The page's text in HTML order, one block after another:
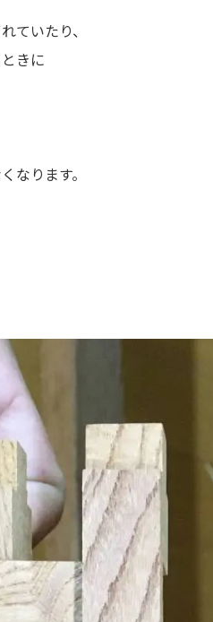
ていたり、
きに
なります。